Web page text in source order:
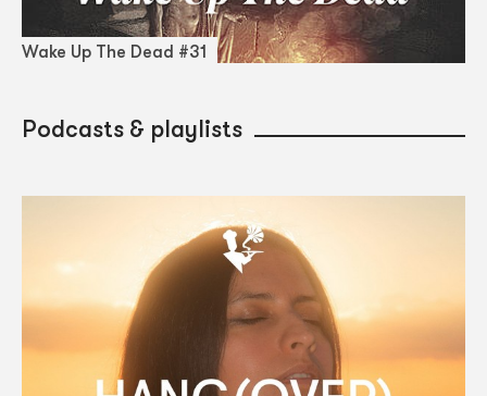
Wake Up The Dead #31
Podcasts & playlists